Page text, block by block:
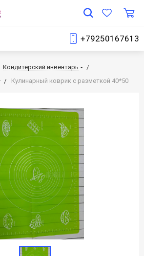
+79250167613
Кондитерский инвентарь
Кулинарный коврик с разметкой 40*50